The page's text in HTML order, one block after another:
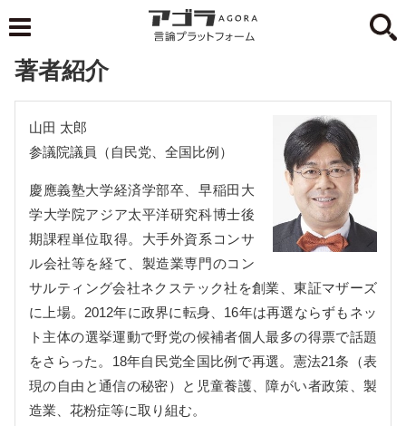
著者紹介
山田 太郎
参議院議員（自民党、全国比例）
慶應義塾大学経済学部卒、早稲田大
学大学院アジア太平洋研究科博士後
期課程単位取得。大手外資系コンサ
ル会社等を経て、製造業専門のコン
サルティング会社ネクステック社を創業、東証マザーズ
に上場。2012年に政界に転身、16年は再選ならずもネッ
ト主体の選挙運動で野党の候補者個人最多の得票で話題
をさらった。18年自民党全国比例で再選。憲法21条（表
現の自由と通信の秘密）と児童養護、障がい者政策、製
造業、花粉症等に取り組む。